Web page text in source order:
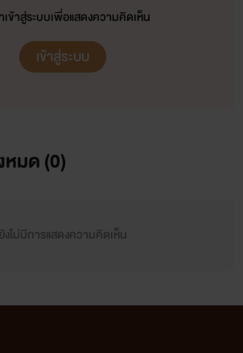
ข้าสู่ระบบเพื่อแสดงความคิดเห็น
เข้าสู่ระบบ
มด (0)
ยังไม่มีการแสดงความคิดเห็น